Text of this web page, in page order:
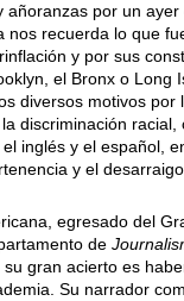
por un ayer
nos recuerda lo que
y por sus
el Bronx o Long
diversos motivos por
discriminación
inglés y el español,
y el desarraigo.
egresado del
de
gran acierto es
Su narrador